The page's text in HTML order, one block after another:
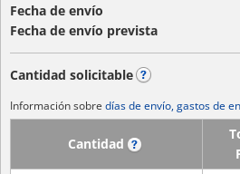
Fecha de envío
Fecha de envío prevista
Cantidad solicitable
Información sobre días de envío, gastos de
Cantidad